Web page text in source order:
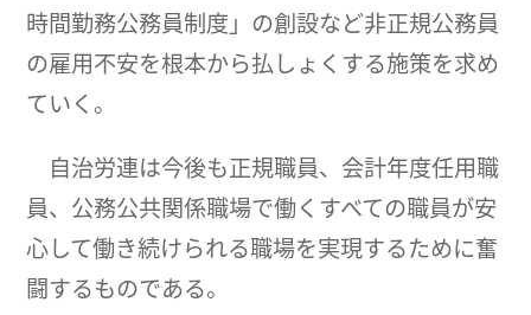
時間勤務公務員制度」の創設など非正規公務員
の雇用不安を根本から払しょくする施策を求め
ていく。
自治労連は今後も正規職員、会計年度任用職
員、公務公共関係職場で働くすべての職員が安
心して働き続けられる職場を実現するために奮
闘するものである。